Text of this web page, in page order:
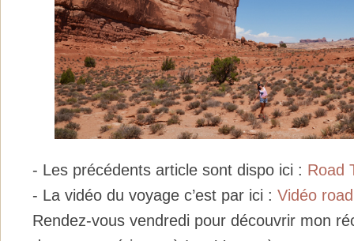
- Les précédents article sont dispo ici : Road
- La vidéo du voyage c’est par ici : Vidéo
Rendez-vous vendredi pour découvrir mon